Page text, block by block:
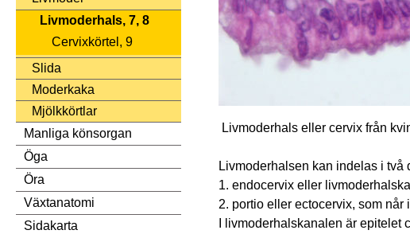
Livmoderhals, 7, 8
Cervixkörtel, 9
Slida
Moderkaka
Mjölkkörtlar
Manliga könsorgan
Öga
Öra
Växtanatomi
Sidakarta
Livmoderhals eller cervix från
Livmoderhalsen kan indelas i två
1. endocervix eller
2. portio eller ectocervix, som når
I livmoderhalskanalen är